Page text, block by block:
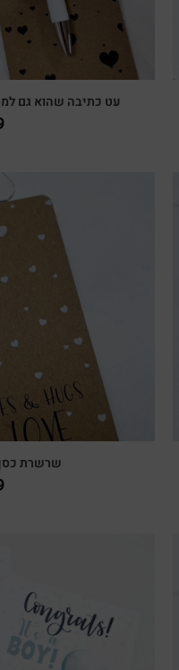
עט כתיבה שהוא גם
שרשרת כסף